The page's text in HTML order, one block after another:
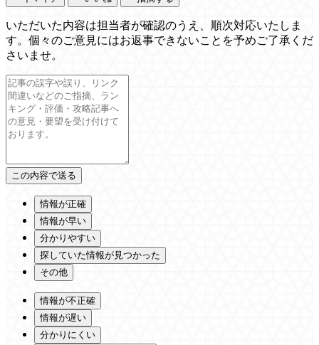
いただいた内容は担当者が確認のうえ、順次対応いたしま
す。個々のご意見にはお返事できないことを予めご了承くだ
さいませ。
情報が正確
情報が早い
分かりやすい
探していた情報が見つかった
その他
情報が不正確
情報が遅い
分かりにくい